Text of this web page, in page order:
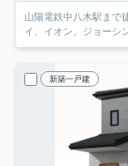
山陽電鉄中八木駅まで
イ、イオン、ジョーシ
新築一戸建